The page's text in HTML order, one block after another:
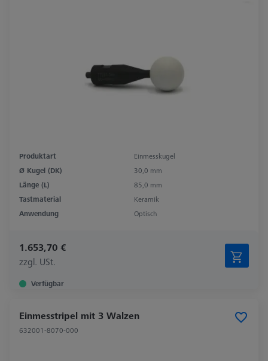
Produktart
Einmesskugel
Ø Kugel (DK)
30,0 mm
Länge (L)
85,0 mm
Tastmaterial
Keramik
Anwendung
Optisch
1.653,70 €
zzgl. USt.
Verfügbar
Einmesstripel mit 3 Walzen
632001-8070-000